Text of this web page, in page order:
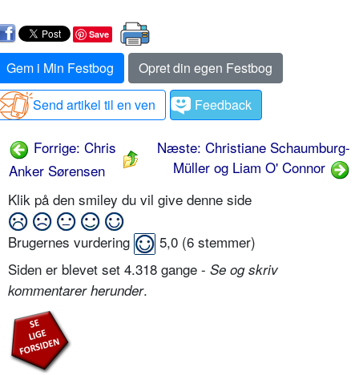
Save
Gem i Min Festbog
Opret din egen Festbog
Send artikel til en ven
Feedback
Forrige: Chris
Anker Sørensen
Næste: Christiane Schaumburg-
Müller og Liam O' Connor
Klik på den smiley du vil give denne side
Brugernes vurdering 5,0 (6 stemmer)
Siden er blevet set 4.318 gange - Se og skriv
kommentarer herunder.